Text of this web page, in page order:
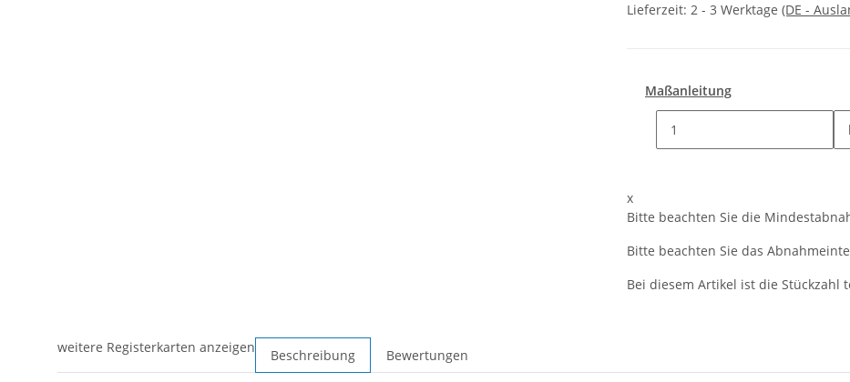
Lieferzeit: 2 - 3 Werktage (DE -
Maßanleitung
x
Bitte beachten Sie die
Bitte beachten Sie das
Bei diesem Artikel ist die Stückzahl
weitere Registerkarten anzeigen Beschreibung Bewertungen